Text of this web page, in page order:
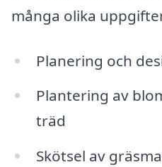
många olika
Planering och
Plantering av
träd
Skötsel av